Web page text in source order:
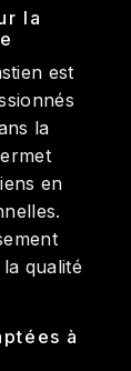
la
est
la
en
qualité
à